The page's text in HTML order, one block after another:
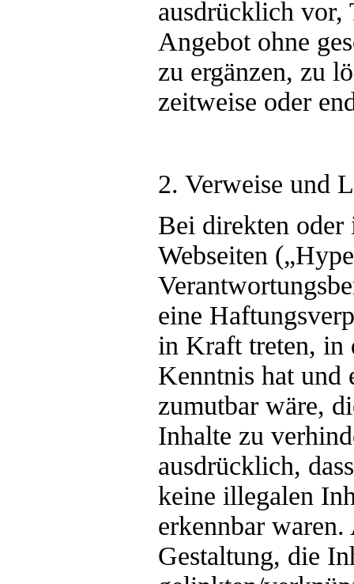
ausdrücklich vor,
Angebot ohne
zu ergänzen, zu
zeitweise oder
2. Verweise und
Bei direkten oder
Webseiten
eine
in Kraft treten, in
Kenntnis hat und
zumutbar wäre,
Inhalte zu
ausdrücklich,
keine illegalen
erkennbar
Gestaltung, die